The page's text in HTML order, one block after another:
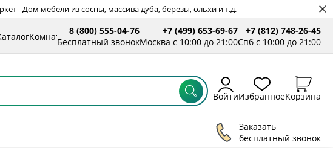
- Дом мебели из сосны, массива дуба, берёзы, ольхи и т.д.
Комнаты
8 (800) 555-04-76
Бесплатный звонок
+7 (499) 653-69-67
Москва с 10:00 до 21:00
+7 (812) 748-26-45
Спб с 10:00 до 21:00
ВойтиИзбранноеКорзина
Заказать
бесплатный звонок